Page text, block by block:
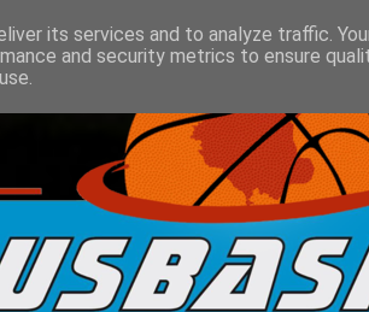
its services and to analyze traffic.
and security metrics to ensure